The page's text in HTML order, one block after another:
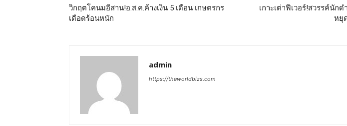
วิกฤตโคนมอีสาน!อ.ส.ค.ค้างเงิน 5 เดือน เกษตรกร
เดือดร้อนหนัก
เกาะเต่าฟีเวอร์!สวรรค์นัก
หยุ
admin
https://theworldbizs.com